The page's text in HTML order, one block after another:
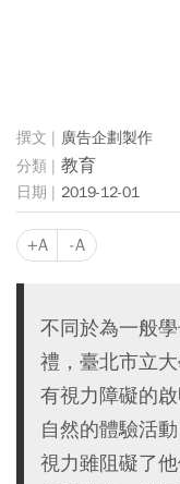
廣告企劃製作
教育
2019-12-01
+A -A
不同於為一般
禮，臺北市立
有視力障礙的
自然的體驗活
視力雖阻礙了